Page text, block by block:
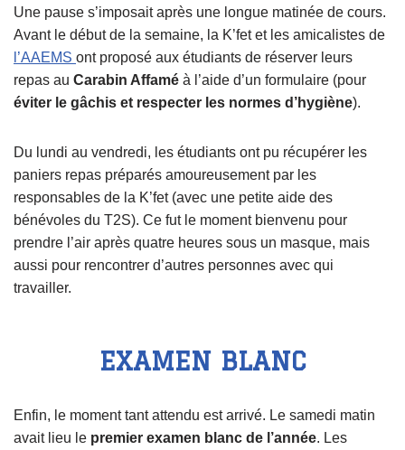
Une pause s’imposait après une longue matinée de cours.
Avant le début de la semaine, la K’fet et les amicalistes de
l’AAEMS ont proposé aux étudiants de réserver leurs
repas au Carabin Affamé à l’aide d’un formulaire (pour
éviter le gâchis et respecter les normes d’hygiène).
Du lundi au vendredi, les étudiants ont pu récupérer les
paniers repas préparés amoureusement par les
responsables de la K’fet (avec une petite aide des
bénévoles du T2S). Ce fut le moment bienvenu pour
prendre l’air après quatre heures sous un masque, mais
aussi pour rencontrer d’autres personnes avec qui
travailler.
EXAMEN BLANC
Enfin, le moment tant attendu est arrivé. Le samedi matin
avait lieu le premier examen blanc de l’année. Les